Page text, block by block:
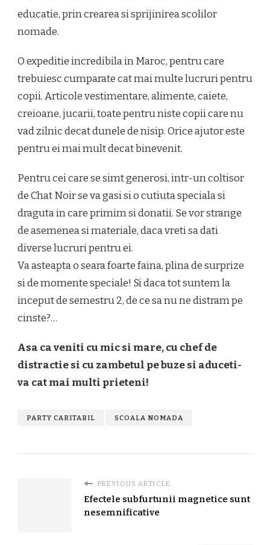
educatie, prin crearea si sprijinirea scolilor
nomade.
O expeditie incredibila in Maroc, pentru care
trebuiesc cumparate cat mai multe lucruri pentru
copii. Articole vestimentare, alimente, caiete,
creioane, jucarii, toate pentru niste copii care nu
vad zilnic decat dunele de nisip. Orice ajutor este
pentru ei mai mult decat binevenit.
Pentru cei care se simt generosi, intr-un coltisor
de Chat Noir se va gasi si o cutiuta speciala si
draguta in care primim si donatii. Se vor strange
de asemenea si materiale, daca vreti sa dati
diverse lucruri pentru ei.
Va asteapta o seara foarte faina, plina de surprize
si de momente speciale! Si daca tot suntem la
inceput de semestru 2, de ce sa nu ne distram pe
cinste?…
Asa ca veniti cu mic si mare, cu chef de
distractie si cu zambetul pe buze si aduceti-
va cat mai multi prieteni!
PARTY CARITABIL SCOALA NOMADA
PREVIOUS ARTICLE
Efectele subfurtunii magnetice sunt
nesemnificative